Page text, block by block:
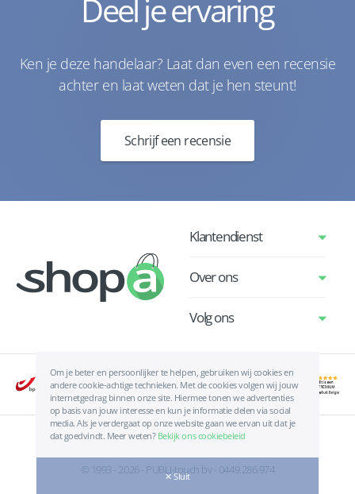
Deel je ervaring
Ken je deze handelaar? Laat dan even een recensie
achter en laat weten dat je hen steunt!
Schrijf een recensie
Om je beter en persoonlijker te helpen, gebruiken wij cookies en
andere cookie-achtige technieken. Met de cookies volgen wij jouw
internetgedrag binnen onze site. Hiermee tonen we advertenties
op basis van jouw interesse en kun je informatie delen via social
media. Als je verdergaat op onze website gaan we ervan uit dat je
dat goedvindt. Meer weten? Bekijk ons cookiebeleid
✕ Sluit
Klantendienst
Over ons
Volg ons
Algemene voorwaarden | Privacyverklaring
© 1993 - 2026 - PUBLI-touch bv - 0449.286.974